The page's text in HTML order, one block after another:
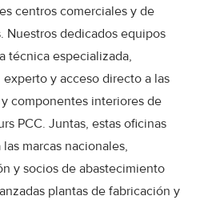
centros comerciales y de
Nuestros dedicados equipos
técnica especializada,
y acceso directo a las
componentes interiores de
PCC. Juntas, estas oficinas
marcas nacionales,
y socios de abastecimiento
plantas de fabricación y